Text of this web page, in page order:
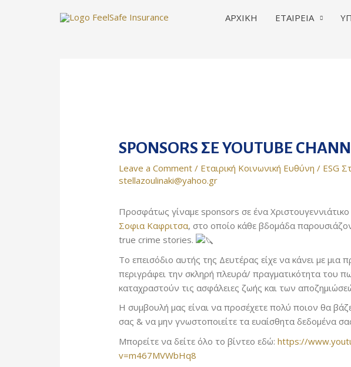
ΑΡΧΙΚΗ ΕΤΑΙΡΕΙΑ
SPONSORS ΣΕ YOUTUBE
Leave a Comment / Εταιρική Κοινωνική Ευθύνη / ESG
stellazoulinaki@yahoo.gr
Προσφάτως γίναμε sponsors σε ένα Χριστουγεννιάτικο
Σοφια Καφριτσα, στο οποίο κάθε βδομάδα
true crime stories.
Το επεισόδιο αυτής της Δευτέρας είχε να κάνει με μια
περιγράφει την σκληρή πλευρά/ πραγματικότητα του
καταχραστούν τις ασφάλειες ζωής και των
Η συμβουλή μας είναι να προσέχετε πολύ ποιον θα
σας & να μηνγνωστοποιείτε τα ευαίσθητα δεδομένα
Μπορείτε να δείτε όλο το βίντεο εδώ:https://
v=m467MVWbHq8